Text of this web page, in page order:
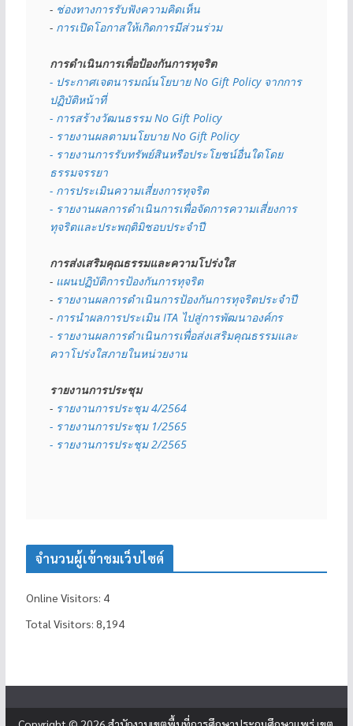
- ช่องทางการรับฟังความคิดเห็น
- การเปิดโอกาสให้เกิดการมีส่วนร่วม
การดำเนินการเพื่อป้องกันการทุจริต
- ประกาศเจตนารมณ์นโยบาย No Gift Policy จากการ
ปฏิบัติหน้าที่
- การสร้างวัฒนธรรม No Gift Policy
- รายงานผลตามนโยบาย No Gift Policy
- รายงานการรับทรัพย์สินหรือประโยชน์อื่นใดโดย
ธรรมจรรยา
- การประเมินความเสี่ยงการทุจริต
- รายงานผลการดำเนินการเพื่อจัดการความเสี่ยงการ
ทุจริตและประพฤติมิชอบประจำปี
การส่งเสริมคุณธรรมและความโปร่งใส
- แผนปฏิบัติการป้องกันการทุจริต
- รายงานผลการดำเนินการป้องกันการทุจริตประจำปี
- การนำผลการประเมิน ITA ไปสู่การพัฒนาองค์กร
- รายงานผลการดำเนินการเพื่อส่งเสริมคุณธรรมและ
ควาโปร่งใสภายในหน่วยงาน
รายงานการประชุม
- รายงานการประชุม 4/2564
- รายงานการประชุม 1/2565
- รายงานการประชุม 2/2565
จำนวนผู้เข้าชมเว็บไซต์
Online Visitors: 4
Total Visitors: 8,194